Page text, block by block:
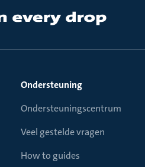
Ondersteuning
Ondersteuningscentrum
Veel gestelde vragen
How to guides